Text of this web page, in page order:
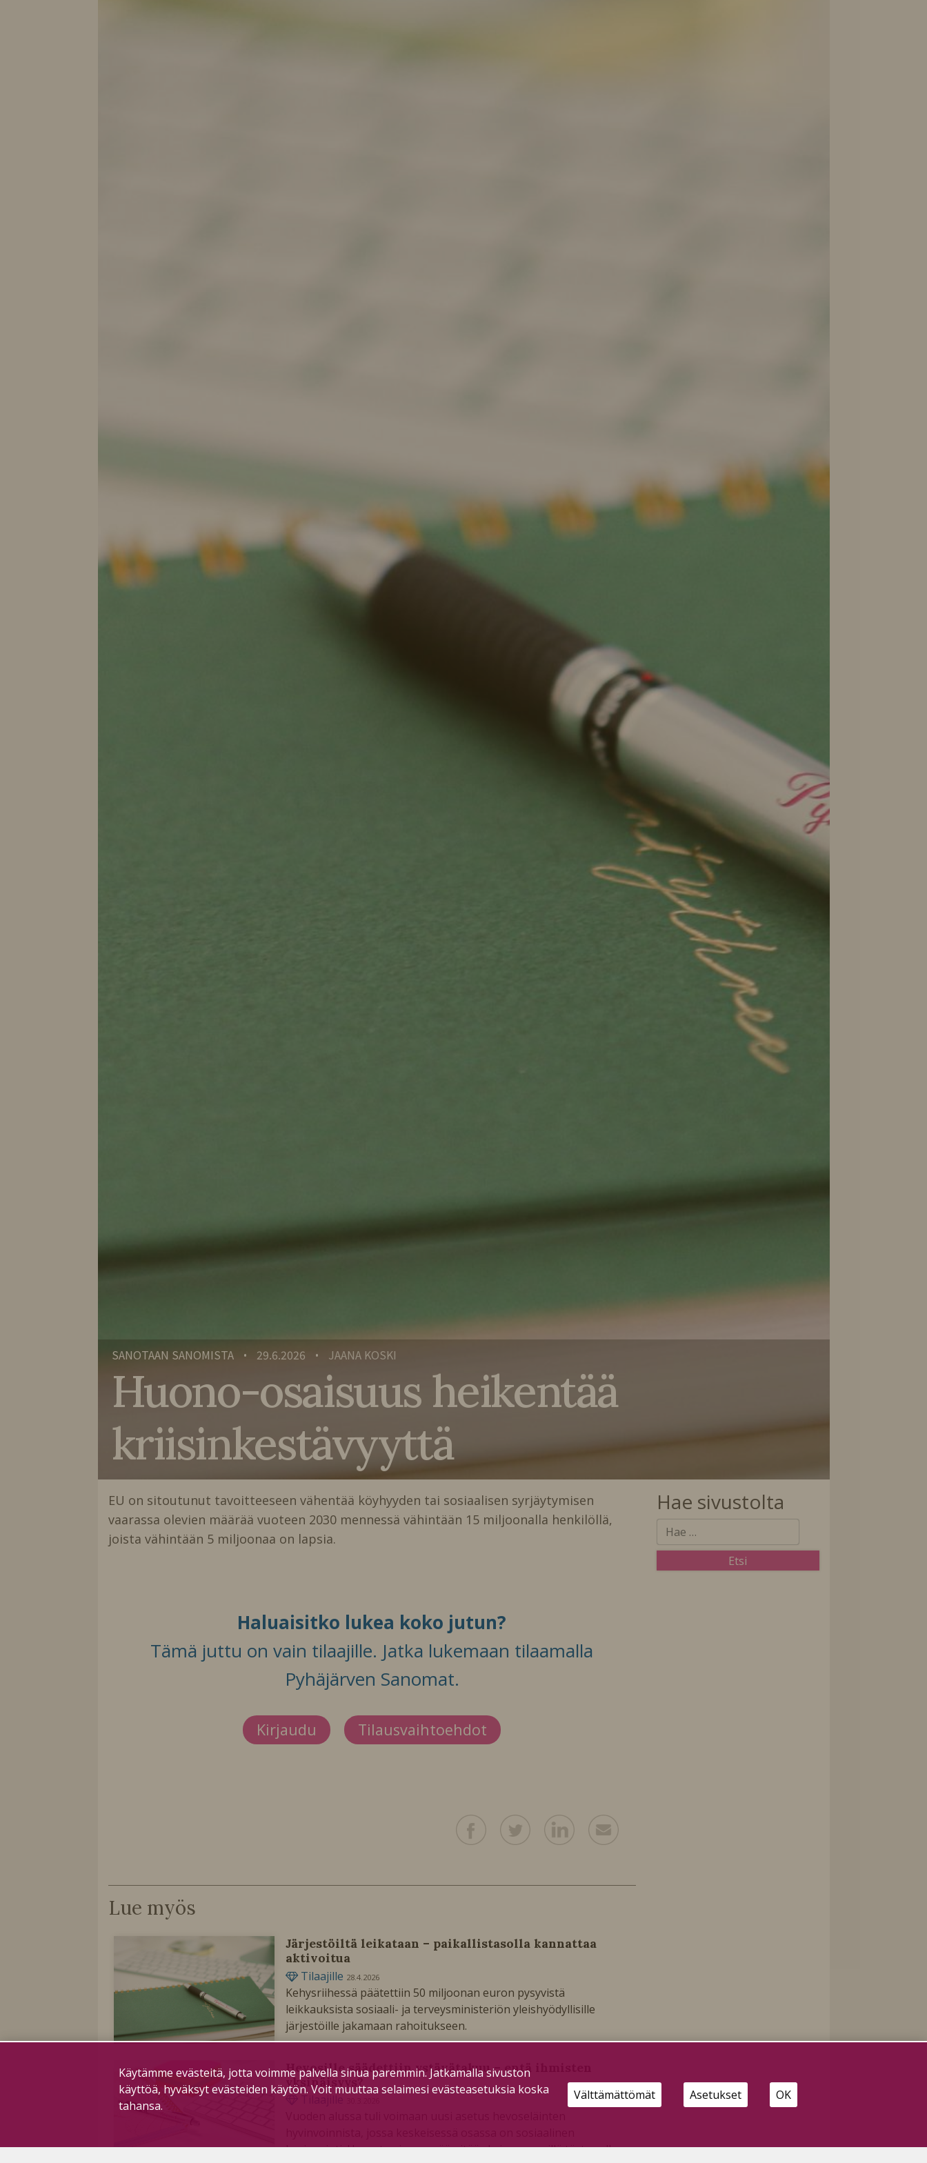
SANOTAAN SANOMISTA • 29.6.2026 • JAANA KOSKI
Huono-osaisuus heikentää
kriisinkestävyyttä
EU on sitoutunut tavoitteeseen vähentää köyhyyden tai sosiaalisen syrjäytymisen
vaarassa olevien määrää vuoteen 2030 mennessä vähintään 15 miljoonalla henkilöllä,
joista vähintään 5 miljoonaa on lapsia.
Haluaisitko lukea koko jutun?
Tämä juttu on vain tilaajille. Jatka lukemaan tilaamalla
Pyhäjärven Sanomat.
Kirjaudu Tilausvaihtoehdot
Lue myös
Järjestöiltä leikataan – paikallistasolla kannattaa
aktivoitua
Tilaajille 28.4.2026
Kehysriihessä päätettiin 50 miljoonan euron pysyvistä
leikkauksista sosiaali- ja terveysministeriön yleishyödyllisille
järjestöille jakamaan rahoitukseen.
Hevosille säädettiin ystävätakuu – entä ihmisten
yksinäisyys?
hyvinvointi. Hevosta ei saa enää pitää yksin, vaan sillä täytyy olla
Hae sivustolta
Käytämme evästeitä, jotta voimme palvella sinua paremmin. Jatkamalla sivuston
käyttöä, hyväksyt evästeiden käytön. Voit muuttaa selaimesi evästeasetuksia koska
tahansa.
Välttämättömät Asetukset OK